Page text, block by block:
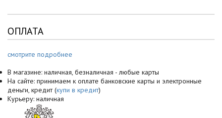
ОПЛАТА
смотрите подробнее
В магазине: наличная, безналичная - любые карты
На сайте: принимаем к оплате банковские карты и электронные
деньги, кредит (купи в кредит)
Курьеру: наличная